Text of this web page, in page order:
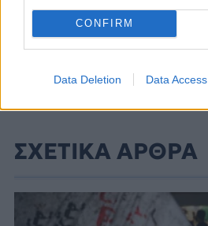
CONFIRM
Data Deletion Data Access
ΣΧΕΤΙΚΑ ΑΡΘΡΑ